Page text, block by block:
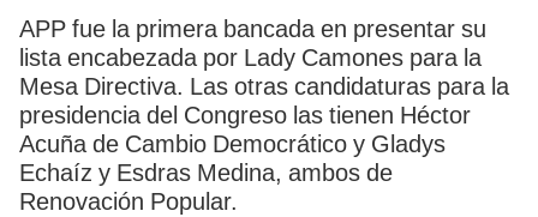
APP fue la primera bancada en presentar su
lista encabezada por Lady Camones para la
Mesa Directiva. Las otras candidaturas para la
presidencia del Congreso las tienen Héctor
Acuña de Cambio Democrático y Gladys
Echaíz y Esdras Medina, ambos de
Renovación Popular.